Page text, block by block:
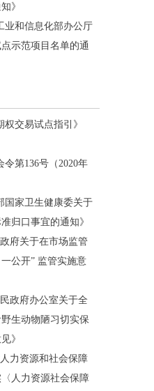
》
业和信息化部办公厅
示范项目名单的通
权交易试点指引》
令第136号（2020年
国家卫生健康委关于
归口事宜的通知》
府关于在市场监管
公开” 监管实施意
政府办公室关于全
生动物陋习切实保
》
力资源和社会保障
人力资源社会保障